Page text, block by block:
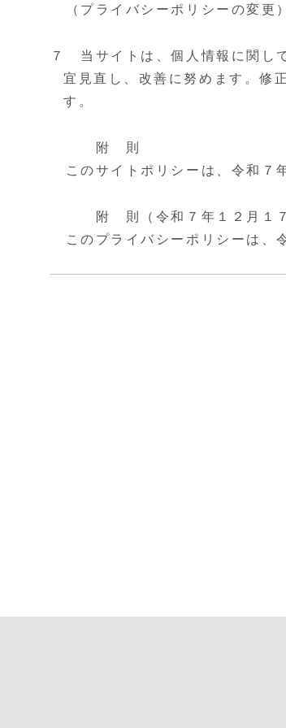
（プライバシーポリシーの変更）
７ 当サイトは、個人情報に関し
宜見直し、改善に努めます。修
す。
附 則
このサイトポリシーは、令和７
附 則（令和７年１２月１７
このプライバシーポリシーは、